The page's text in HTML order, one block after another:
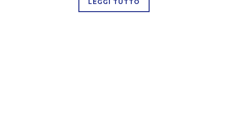
LEGGI TUTTO